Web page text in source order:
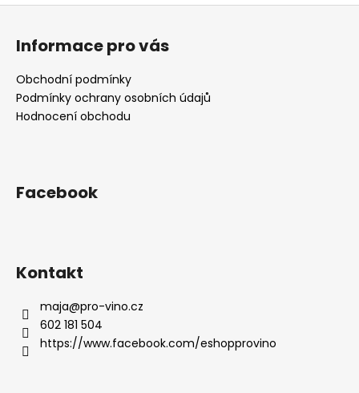
Z
Informace pro vás
Obchodní podmínky
Podmínky ochrany osobních údajů
Hodnocení obchodu
Facebook
Kontakt
maja@pro-vino.cz
602 181 504
https://www.facebook.com/eshopprovino